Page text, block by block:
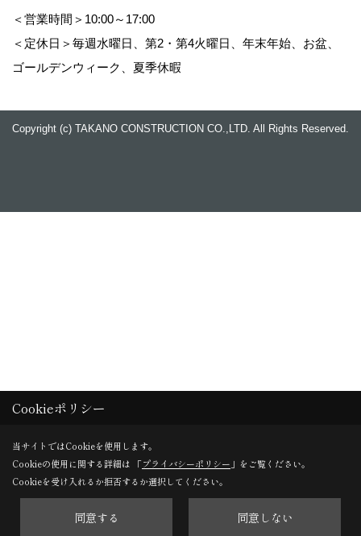
＜営業時間＞10:00～17:00
＜定休日＞毎週水曜日、第2・第4火曜日、年末年始、お盆、
ゴールデンウィーク、夏季休暇
Copyright (c) TAKANO CONSTRUCTION CO.,LTD. All Rights Reserved.
Cookieポリシー
当サイトではCookieを使用します。
Cookieの使用に関する詳細は 「プライバシーポリシー 」をご覧ください。
Cookieを受け入れるか拒否するか選択してください。
同意する 同意しない